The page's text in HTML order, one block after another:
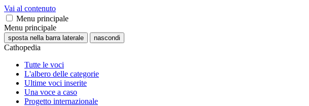
Vai al contenuto
Menu principale
Menu principale
sposta nella barra laterale nascondi
Cathopedia
Tutte le voci
L'albero delle categorie
Ultime voci inserite
Una voce a caso
Progetto internazionale